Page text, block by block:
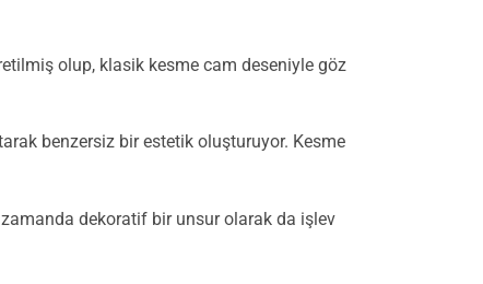
olup, klasik kesme cam deseniyle göz
benzersiz bir estetik oluşturuyor. Kesme
zamanda dekoratif bir unsur olarak da işlev